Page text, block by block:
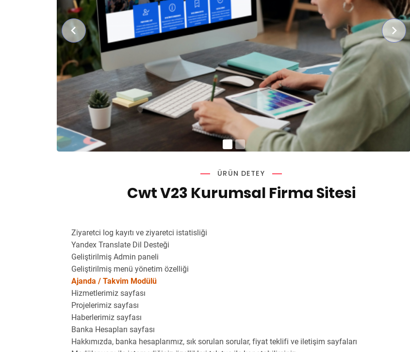
ÜRÜN DETEY
Cwt V23 Kurumsal Firma Sitesi
Ziyaretci log kayıtı ve ziyaretci istatisliği
Yandex Translate Dil Desteği
Geliştirilmiş Admin paneli
Geliştirilmiş menü yönetim özelliği
Ajanda / Takvim Modülü
Hizmetlerimiz sayfası
Projelerimiz sayfası
Haberlerimiz sayfası
Banka Hesapları sayfası
Hakkımızda, banka hesaplarımız, sık sorulan sorular, fiyat teklifi ve iletişim sayfaları